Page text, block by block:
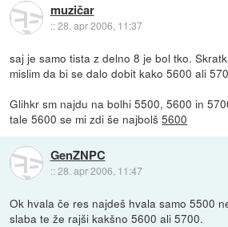
muzičar
::28. apr 2006, 11:37
saj je samo tista z delno 8 je bol tko.
mislim da bi se dalo dobit kako 5600 ali
Glihkr sm najdu na bolhi 5500, 5600 in
tale 5600 se mi zdi še najbolš5600
GenZNPC
::28. apr 2006, 11:47
Ok hvala če res najdeš hvala samo 5500
slaba te že rajši kakšno 5600 ali 5700.